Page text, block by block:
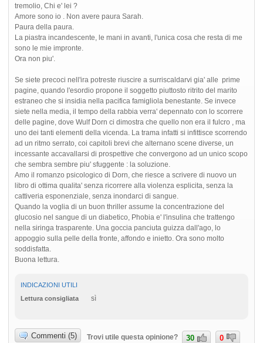
tremolio, Chi e' lei ?
Amore sono io . Non avere paura Sarah.
Paura della paura.
La piastra incandescente, le mani in avanti, l'unica cosa che resta di me
sono le mie impronte.
Ora non piu'.
Se siete precoci nell'ira potreste riuscire a surriscaldarvi gia' alle prime
pagine, quando l'esordio propone il soggetto piuttosto ritrito del marito
estraneo che si insidia nella pacifica famigliola benestante. Se invece
siete nella media, il tempo della rabbia verra' depennato con lo scorrere
delle pagine, dove Wulf Dorn ci dimostra che quello non era il fulcro , ma
uno dei tanti elementi della vicenda. La trama infatti si infittisce scorrendo
ad un ritmo serrato, coi capitoli brevi che alternano scene diverse, un
incessante accavallarsi di prospettive che convergono ad un unico scopo
che sembra sembre piu' sfuggente : la soluzione.
Amo il romanzo psicologico di Dorn, che riesce a scrivere di nuovo un
libro di ottima qualita' senza ricorrere alla violenza esplicita, senza la
cattiveria esponenziale, senza inondarci di sangue.
Quando la voglia di un buon thriller assume la concentrazione del
glucosio nel sangue di un diabetico, Phobia e' l'insulina che trattengo
nella siringa trasparente. Una goccia panciuta guizza dall'ago, lo
appoggio sulla pelle della fronte, affondo e inietto. Ora sono molto
soddisfatta.
Buona lettura.
INDICAZIONI UTILI
Lettura consigliata
sì
Commenti (5) Trovi utile questa opinione? 30 0